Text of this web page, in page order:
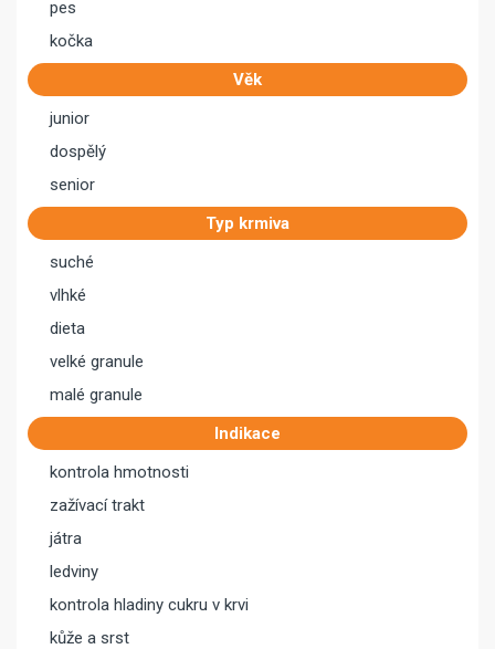
pes
kočka
Věk
junior
dospělý
senior
Typ krmiva
suché
vlhké
dieta
velké granule
malé granule
Indikace
kontrola hmotnosti
zažívací trakt
játra
ledviny
kontrola hladiny cukru v krvi
kůže a srst